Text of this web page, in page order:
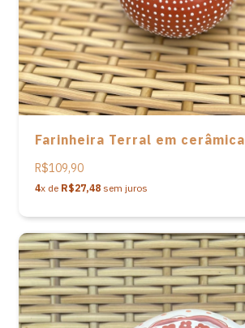
Farinheira Terral em cerâmica
R$109,90
4x de R$27,48 sem juros